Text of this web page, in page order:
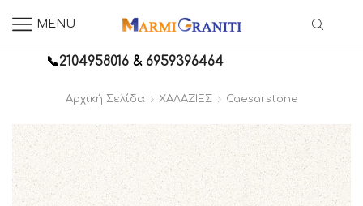
MENU
📞2104958016 &6959396464
Αρχική Σελίδα ΧΑΛΑΖΙΕΣ Caesarstone